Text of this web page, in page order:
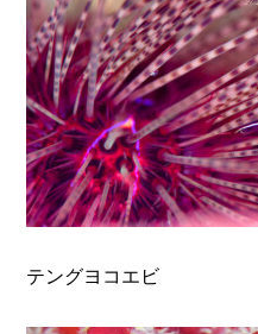
テングヨコエビ